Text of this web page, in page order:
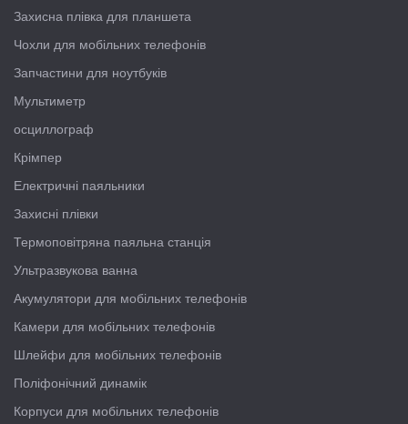
Захисна плівка для планшета
Чохли для мобільних телефонів
Запчастини для ноутбуків
Мультиметр
осциллограф
Крімпер
Електричні паяльники
Захисні плівки
Термоповітряна паяльна станція
Ультразвукова ванна
Акумулятори для мобільних телефонів
Камери для мобільних телефонів
Шлейфи для мобільних телефонів
Поліфонічний динамік
Корпуси для мобільних телефонів